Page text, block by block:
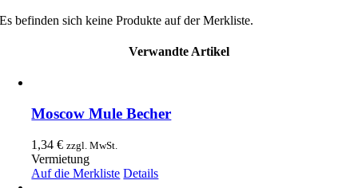
Es befinden sich keine Produkte auf der Merkliste.
Verwandte Artikel
Moscow Mule Becher
1,34€ zzgl. MwSt.
Vermietung
Auf die Merkliste Details